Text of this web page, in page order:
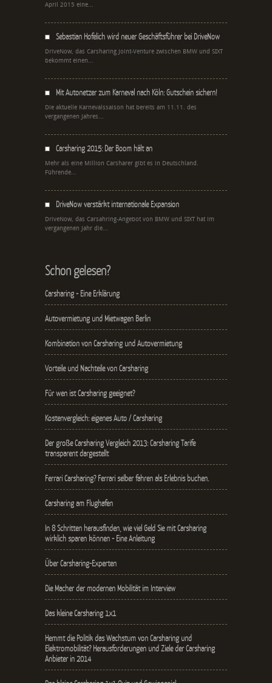
April 2015 eine...
Sebastian Hofelich wird neuer Geschäftsführer bei DriveNow
DriveNow, das Carsharing Joint-Venture zwischen BMW und SIXT
bekommt einen...
Mit Autonetzer zum Karneval nach Köln: Gutschein sichern!
Die aktuelle Karnevalssaison hat bereits am 11.11. des
vergangenen Jahres...
Carsharing 2015: Der Boom hält an
Mehr als eine Million Carsharer gibt es in Deutschland.
Führende...
DriveNow verstärkt internationale Expansion
DriveNow, das Carsahring-Angebot von BMW und SIXT hat im
vergangenen Jahr die...
Schon gelesen?
Carsharing - Eine Erklärung
Autovermietung und Mietwagen Berlin
Kombination von Carsharing und Autovermietung
Vorteile und Nachteile von Carsharing
Für wen ist Carsharing geeignet?
Kostenvergleich: eigenes Auto / Carsharing
Der große Carsharing Vergleich 2013: Carsharing Tarife
transparent dargestellt
Ferrari Carsharing? Ferrari selber fahren als Erlebnis buchen.
Carsharing am Flughafen
In 8 Schritten herausfinden, wie viel Geld Sie mit Carsharing
wirklich sparen können - Eine Anleitung
Über Carsharing-Experten
Die Macher der modernen Mobilität im Interview
Das kleine Carsharing 1x1
Hemmt die Politik das Wachstum von Carsharing und
Elektromobilität? Herausforderungen und Ziele der Carsharing
Anbieter in 2014